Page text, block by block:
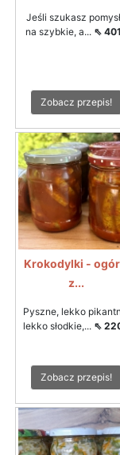
Jeśli szukasz
na szybkie, a... ⇖
Zobacz przepis!
Krokodylki -
z...
Pyszne, lekko
lekko słodkie,... ⇖
Zobacz przepis!